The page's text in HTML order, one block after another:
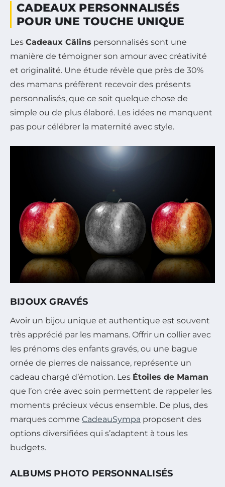
CADEAUX PERSONNALISÉS
POUR UNE TOUCHE UNIQUE
Les Cadeaux Câlins personnalisés sont une
manière de témoigner son amour avec créativité
et originalité. Une étude révèle que près de 30%
des mamans préfèrent recevoir des présents
personnalisés, que ce soit quelque chose de
simple ou de plus élaboré. Les idées ne manquent
pas pour célébrer la maternité avec style.
BIJOUX GRAVÉS
Avoir un bijou unique et authentique est souvent
très apprécié par les mamans. Offrir un collier avec
les prénoms des enfants gravés, ou une bague
ornée de pierres de naissance, représente un
cadeau chargé d’émotion. Les Étoiles de Maman
que l’on crée avec soin permettent de rappeler les
moments précieux vécus ensemble. De plus, des
marques comme CadeauSympa proposent des
options diversifiées qui s’adaptent à tous les
budgets.
ALBUMS PHOTO PERSONNALISÉS